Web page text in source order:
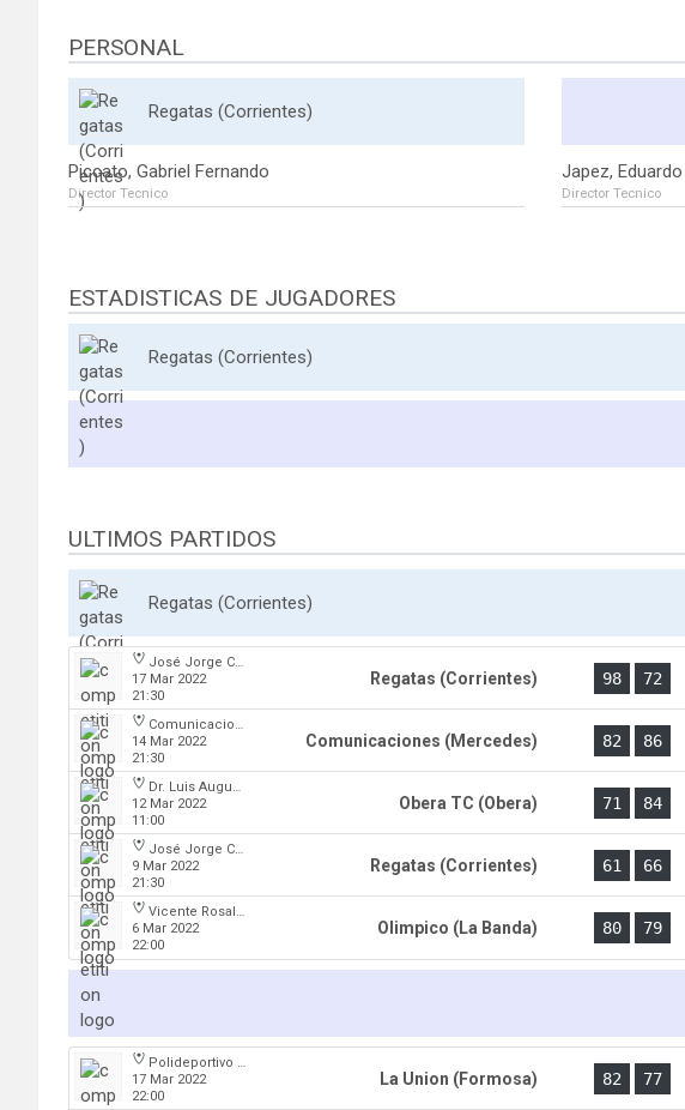
PERSONAL
Regatas (Corrientes)
Piccato, Gabriel Fernando
Director Tecnico
Japez, Eduardo
Director Tecnico
ESTADISTICAS DE JUGADORES
Regatas (Corrientes)
ULTIMOS PARTIDOS
Regatas (Corrientes)
José Jorge Contte
17 Mar 2022
21:30
Regatas (Corrientes) 98 72
Comunicaciones
14 Mar 2022
21:30
Comunicaciones (Mercedes) 82 86
Dr. Luis Augusto Derna
12 Mar 2022
11:00
Obera TC (Obera) 71 84
José Jorge Contte
9 Mar 2022
21:30
Regatas (Corrientes) 61 66
Vicente Rosales
6 Mar 2022
22:00
Olimpico (La Banda) 80 79
Polideportivo Cincuentenario
17 Mar 2022
22:00
La Union (Formosa) 82 77